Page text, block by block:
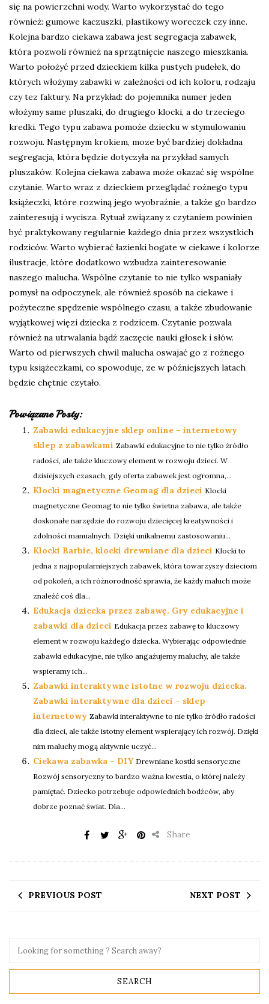
się na powierzchni wody. Warto wykorzystać do tego
również: gumowe kaczuszki, plastikowy woreczek czy inne.
Kolejna bardzo ciekawa zabawa jest segregacja zabawek,
która pozwoli również na sprzątnięcie naszego mieszkania.
Warto położyć przed dzieckiem kilka pustych pudełek, do
których włożymy zabawki w zależności od ich koloru, rodzaju
czy tez faktury. Na przykład: do pojemnika numer jeden
włożymy same pluszaki, do drugiego klocki, a do trzeciego
kredki. Tego typu zabawa pomoże dziecku w stymulowaniu
rozwoju. Następnym krokiem, moze być bardziej dokładna
segregacja, która będzie dotyczyła na przykład samych
pluszaków. Kolejna ciekawa zabawa może okazać się wspólne
czytanie. Warto wraz z dzieckiem przeglądać rożnego typu
książeczki, które rozwiną jego wyobraźnie, a także go bardzo
zainteresują i wycisza. Rytuał związany z czytaniem powinien
być praktykowany regularnie każdego dnia przez wszystkich
rodziców. Warto wybierać łazienki bogate w ciekawe i kolorze
ilustracje, które dodatkowo wzbudza zainteresowanie
naszego malucha. Wspólne czytanie to nie tylko wspaniały
pomysł na odpoczynek, ale również sposób na ciekawe i
pożyteczne spędzenie wspólnego czasu, a także zbudowanie
wyjątkowej więzi dziecka z rodzicem. Czytanie pozwala
również na utrwalania bądź zaczęcie nauki głosek i słów.
Warto od pierwszych chwil malucha oswajać go z rożnego
typu książeczkami, co spowoduje, ze w późniejszych latach
będzie chętnie czytało.
Powiązane Posty:
Zabawki edukacyjne sklep online – internetowy
sklep z zabawkami Zabawki edukacyjne to nie tylko źródło
radości, ale także kluczowy element w rozwoju dzieci. W
dzisiejszych czasach, gdy oferta zabawek jest ogromna,...
Klocki magnetyczne Geomag dla dzieci Klocki
magnetyczne Geomag to nie tylko świetna zabawa, ale także
doskonałe narzędzie do rozwoju dziecięcej kreatywności i
zdolności manualnych. Dzięki unikalnemu zastosowaniu...
Klocki Barbie, klocki drewniane dla dzieci Klocki to
jedna z najpopularniejszych zabawek, która towarzyszy dzieciom
od pokoleń, a ich różnorodność sprawia, że każdy maluch może
znaleźć coś dla...
Edukacja dziecka przez zabawę. Gry edukacyjne i
zabawki dla dzieci Edukacja przez zabawę to kluczowy
element w rozwoju każdego dziecka. Wybierając odpowiednie
zabawki edukacyjne, nie tylko angażujemy maluchy, ale także
wspieramy ich...
Zabawki interaktywne istotne w rozwoju dziecka.
Zabawki interaktywne dla dzieci – sklep
internetowy Zabawki interaktywne to nie tylko źródło radości
dla dzieci, ale także istotny element wspierający ich rozwój. Dzięki
nim maluchy mogą aktywnie uczyć...
Ciekawa zabawka – DIY Drewniane kostki sensoryczne
Rozwój sensoryczny to bardzo ważna kwestia, o której należy
pamiętać. Dziecko potrzebuje odpowiednich bodźców, aby
dobrze poznać świat. Dla...
Share
PREVIOUS POST NEXT POST